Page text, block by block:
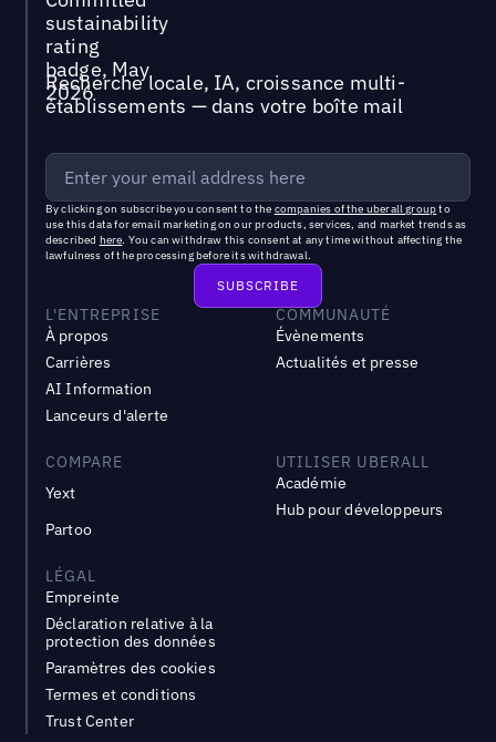
Recherche locale, IA, croissance multi-
établissements — dans votre boîte mail
By clicking on subscribe you consent to the companies of the uberall groupto
use this data for email marketing on our products, services, and market trends as
described here. You can withdraw this consent at any time without affecting the
lawfulness of the processing before its withdrawal.
L'ENTREPRISE
À propos
Carrières
AI Information
Lanceurs d'alerte
COMMUNAUTÉ
Évènements
Actualités et presse
COMPARE
Yext
Partoo
UTILISER UBERALL
Académie
Hub pour développeurs
LÉGAL
Empreinte
Déclaration relative à la
protection des données
Paramètres des cookies
Termes et conditions
Trust Center